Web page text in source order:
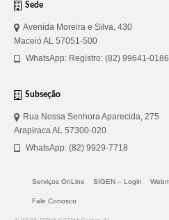
Sede
Avenida Moreira e Silva, 430
Maceió AL 57051-500
WhatsApp: Registro: (82) 99641-
Subseção
Rua Nossa Senhora Aparecida, 275
Arapiraca AL 57300-020
WhatsApp: (82) 9929-7718
Serviços OnLine SIGEN – Login
Fale Conosco